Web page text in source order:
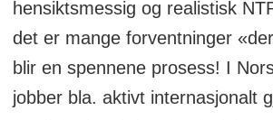
hensiktsmessig og realistisk
det er mange forventninger
blir en spennene prosess! I
jobber bla. aktivt internasjonalt